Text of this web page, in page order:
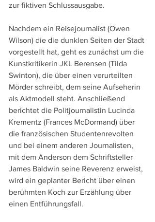
zur fiktiven Schlussausgabe.
Nachdem ein Reisejournalist (Owen
Wilson) die die dunklen Seiten der Stadt
vorgestellt hat, geht es zunächst um die
Kunstkritikerin JKL Berensen (Tilda
Swinton), die über einen verurteilten
Mörder schreibt, dem seine Aufseherin
als Aktmodell steht. Anschließend
berichtet die Politjournalistin Lucinda
Krementz (Frances McDormand) über
die französischen Studentenrevolten
und bei einem anderen Journalisten,
mit dem Anderson dem Schriftsteller
James Baldwin seine Reverenz erweist,
wird ein geplanter Bericht über einen
berühmten Koch zur Erzählung über
einen Entführungsfall.